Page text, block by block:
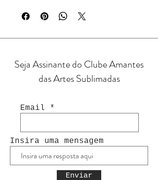
Seja Assinante do Clube Amantes
das Artes Sublimadas
Email
Insira uma mensagem
Enviar